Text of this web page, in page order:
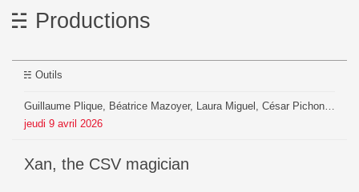
Productions
Outils
Guillaume Plique, Béatrice Mazoyer, Laura Miguel, César Pichon, Anna Charles, Julien Pontoire, Evan Chevalarias
jeudi 9 avril 2026
xan, the CSV magician